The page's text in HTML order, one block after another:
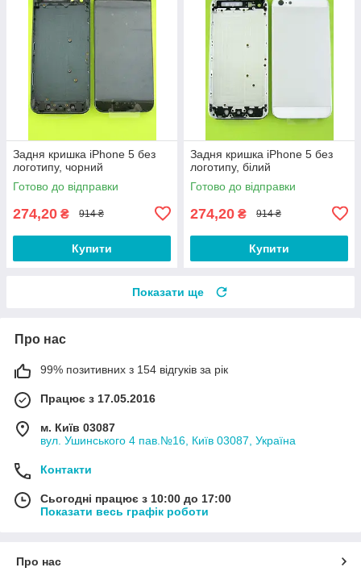
Задня кришка iPhone 5 без
логотипу, чорний
Готово до відправки
274,20 ₴ 914 ₴
Купити
Задня кришка iPhone 5 без
логотипу, білий
Готово до відправки
274,20 ₴ 914 ₴
Купити
Показати ще
Про нас
99% позитивних з 154 відгуків за рік
Працює з 17.05.2016
м. Київ 03087
вул. Ушинського 4 пав.№16, Київ 03087, Україна
Контакти
Сьогодні працює з 10:00 до 17:00
Показати весь графік роботи
Про нас